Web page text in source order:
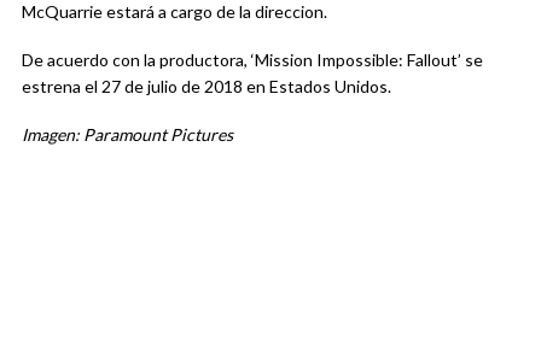
McQuarrie estará a cargo de la direccion.
De acuerdo con la productora, ‘Mission Impossible: Fallout’ se
estrena el 27 de julio de 2018 en Estados Unidos.
Imagen: Paramount Pictures